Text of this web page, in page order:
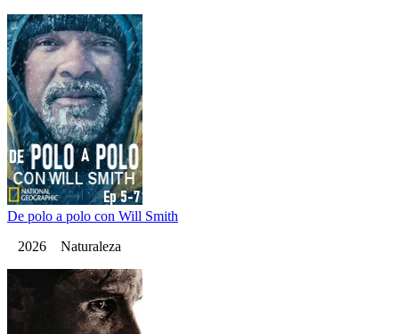
De polo a polo con Will Smith
2026 Naturaleza